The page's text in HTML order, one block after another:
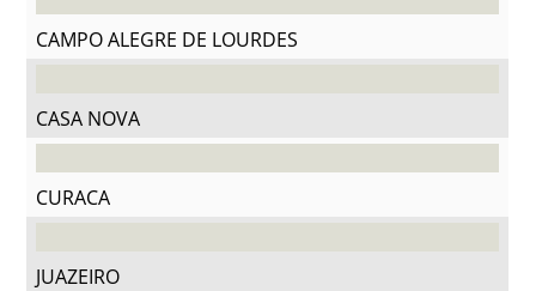
CAMPO ALEGRE DE LOURDES
CASA NOVA
CURACA
JUAZEIRO